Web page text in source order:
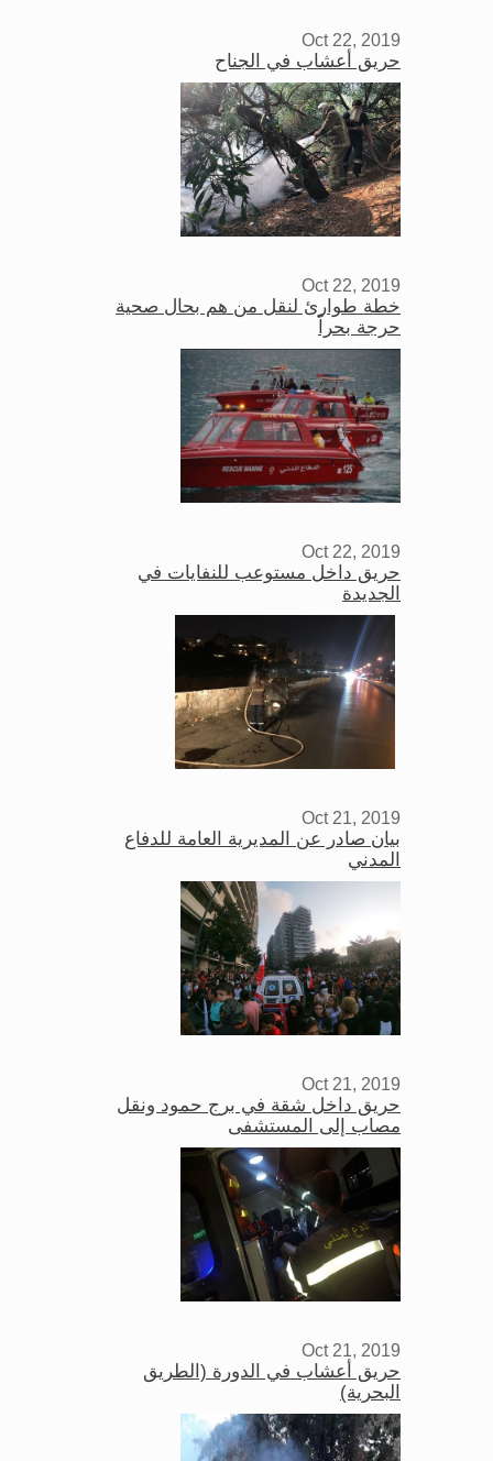
Oct 22, 2019
حريق أعشاب في الجناح
Oct 22, 2019
خطة طوارئ لنقل من هم بحال صحية
حرجة بحراً
Oct 22, 2019
حريق داخل مستوعب للنفايات في
الجديدة
Oct 21, 2019
بيان صادر عن المديرية العامة للدفاع
المدني
Oct 21, 2019
حريق داخل شقة في برج حمود ونقل
مصاب إلى المستشفى
Oct 21, 2019
حريق أعشاب في الدورة (الطريق
البحرية)